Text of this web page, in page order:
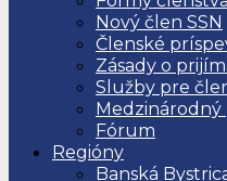
Nový člen SSN
Členské
Zásady o
Služby pre
Medzinárodný
Fórum
Regióny
Banská